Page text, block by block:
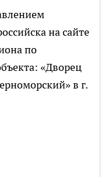
на сайте
по
«Дворец
в г.